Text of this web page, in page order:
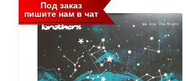
Под заказ
пишите нам в чат